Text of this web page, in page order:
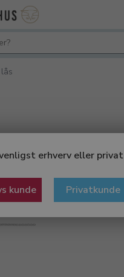
erhverv eller privat
kunde Privatkunde